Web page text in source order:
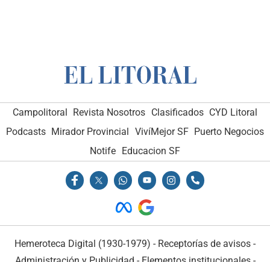
Campolitoral Revista Nosotros Clasificados CYD Litoral
Podcasts Mirador Provincial VivíMejor SF Puerto Negocios
Notife
Educacion SF
Hemeroteca Digital (1930-1979) - Receptorías de avisos -